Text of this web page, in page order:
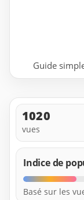
Guide
1020
vues
Indice de
Basé sur les